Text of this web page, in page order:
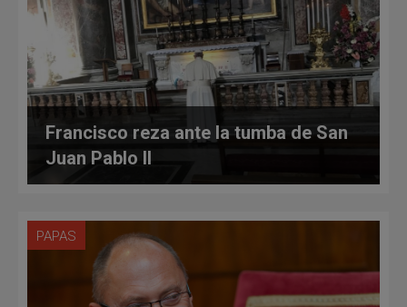
Francisco reza ante la tumba de San
Juan Pablo II
PAPAS